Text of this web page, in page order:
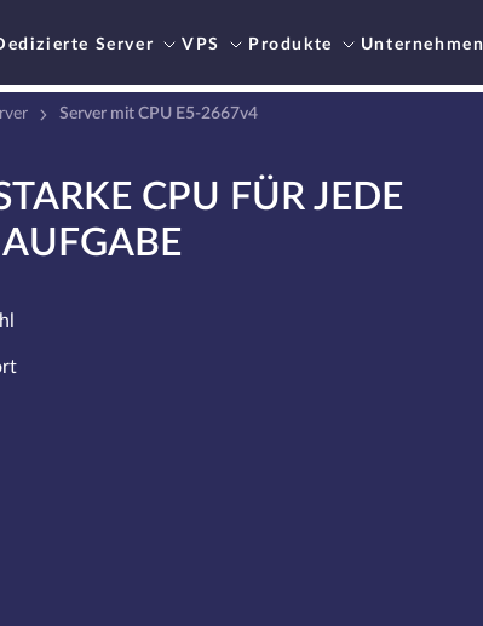
Server VPS Produkte Unternehmen
Server mit CPU E5-2667v4
CPU FÜR JEDE